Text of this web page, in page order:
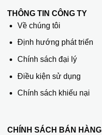
THÔNG TIN CÔNG TY
Về chúng tôi
Định hướng phát triển
Chính sách đại lý
Điều kiện sử dụng
Chính sách khiếu nại
CHÍNH SÁCH BÁN HÀNG